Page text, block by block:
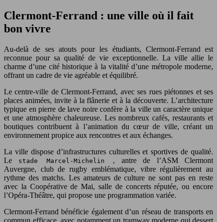
Clermont-Ferrand : une ville où il fait
bon vivre
Au-delà de ses atouts pour les étudiants, Clermont-Ferrand est
reconnue pour sa qualité de vie exceptionnelle. La ville allie le
charme d’une cité historique à la vitalité d’une métropole moderne,
offrant un cadre de vie agréable et équilibré.
Le centre-ville de Clermont-Ferrand, avec ses rues piétonnes et ses
places animées, invite à la flânerie et à la découverte. L’architecture
typique en pierre de lave noire confère à la ville un caractère unique
et une atmosphère chaleureuse. Les nombreux cafés, restaurants et
boutiques contribuent à l’animation du cœur de ville, créant un
environnement propice aux rencontres et aux échanges.
La ville dispose d’infrastructures culturelles et sportives de qualité.
Le
stade Marcel-Michelin , antre de l’ASM Clermont
Auvergne, club de rugby emblématique, vibre régulièrement au
rythme des matchs. Les amateurs de culture ne sont pas en reste
avec la Coopérative de Mai, salle de concerts réputée, ou encore
l’Opéra-Théâtre, qui propose une programmation variée.
Clermont-Ferrand bénéficie également d’un réseau de transports en